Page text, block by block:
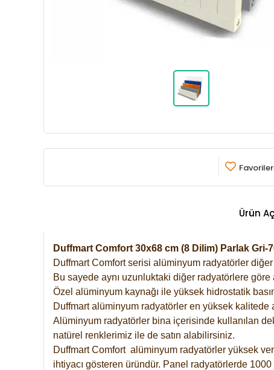
Ürün
Duffmart Comfort 30x68 cm (8 Dilim) Parlak
Duffmart Comfort serisi alüminyum radyatörler
Bu sayede aynı uzunluktaki diğer radyatörlere göre
Özel alüminyum kaynağı ile yüksek hidrostatik
Duffmart alüminyum radyatörler en yüksek
Alüminyum radyatörler bina içerisinde kullanılan
natürel renklerimiz ile de satın alabilirsiniz.
Duffmart Comfort alüminyum radyatörler yüksek
ihtiyacı gösteren üründür. Panel radyatörlerde